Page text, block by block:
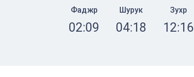
Фаджр
02:09
Шурук
04:18
Зухр
12:16